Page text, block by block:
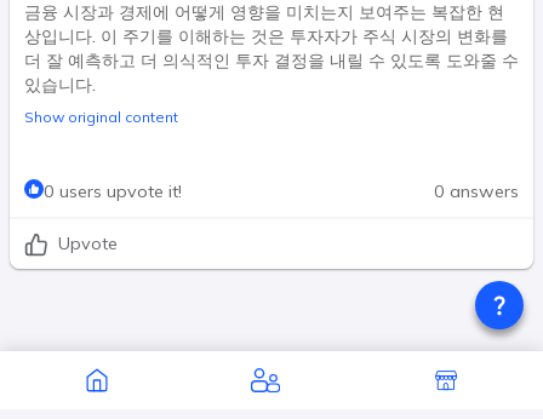
금융 시장과 경제에 어떻게 영향을 미치는지 보여주는 복잡한 현
상입니다. 이 주기를 이해하는 것은 투자자가 주식 시장의 변화를
더 잘 예측하고 더 의식적인 투자 결정을 내릴 수 있도록 도와줄 수
있습니다.
Show original content
0 users upvote it! 0 answers
Upvote